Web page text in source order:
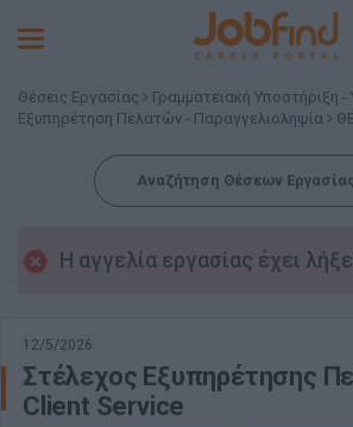
Toggle
Θέσεις Εργασίας
Γραμματειακή Υποστήριξη -
Εξυπηρέτηση Πελατών - Παραγγελιοληψία
Αναζήτηση Θέσεων
Η αγγελία εργασίας έχει
12/5/2026
Στέλεχος Εξυπηρέτησης
Client Service